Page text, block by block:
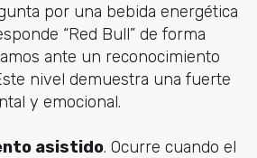
por una bebida energética
“Red Bull” de forma
ante un reconocimiento
nivel demuestra una fuerte
y emocional.
asistido. Ocurre cuando el